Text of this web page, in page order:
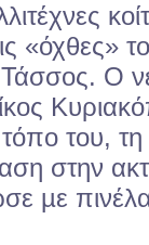
Ο
τόπο του,
στην
µε